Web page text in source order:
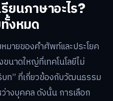
ยนภาษาอะไร?
ทั้งหมด
มายของคำศัพท์และประโยค
นาดใหญ่ที่เทคโนโลยีไม่
ท” ที่เกี่ยวข้องกับวัฒนธรรม
งบุคคล ดังนั้น การเลือก